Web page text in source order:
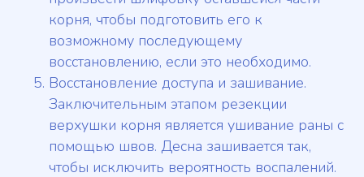
корня, чтобы подготовить его к
возможному последующему
восстановлению, если это необходимо.
Восстановление доступа и зашивание.
Заключительным этапом резекции
верхушки корня является ушивание раны с
помощью швов. Десна зашивается так,
чтобы исключить вероятность воспалений.